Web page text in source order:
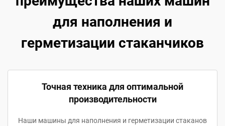
для наполнения и
герметизации стаканчиков
Точная техника для оптимальной
производительности
Наши машины для наполнения и герметизации стаканов